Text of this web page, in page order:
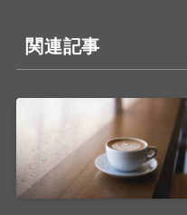
関連記事